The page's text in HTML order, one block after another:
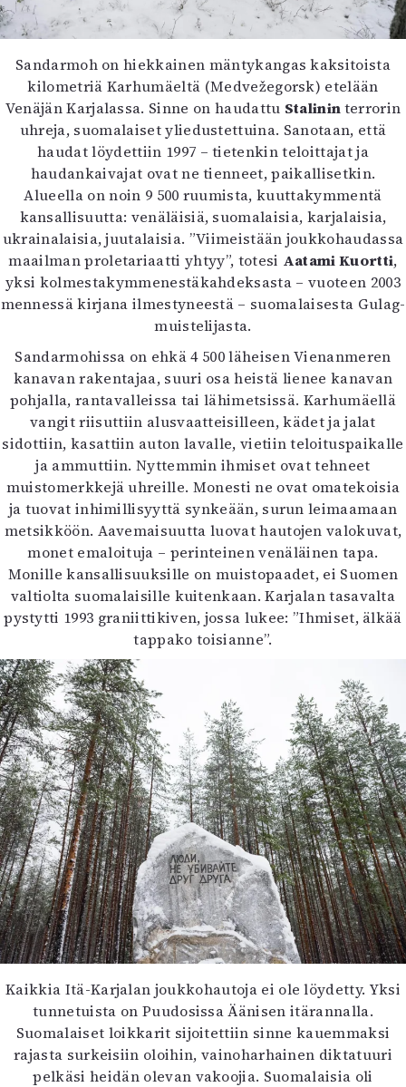
Yhteistyössä
Toimitus
Mediatiedot
Kaltio ry
Sandarmoh on hiekkainen mäntykangas kaksitoista
kilometriä Karhumäeltä (Medvežegorsk) etelään
Venäjän Karjalassa. Sinne on haudattu Stalininterrorin
uhreja, suomalaiset yliedustettuina. Sanotaan, että
haudat löydettiin 1997 – tietenkin teloittajat ja
haudankaivajat ovat ne tienneet, paikallisetkin.
Alueella on noin 9 500 ruumista, kuuttakymmentä
kansallisuutta: venäläisiä, suomalaisia, karjalaisia,
ukrainalaisia, juutalaisia. ”Viimeistään joukkohaudassa
maailman proletariaatti yhtyy”, totesi Aatami Kuortti,
yksi kolmestakymmenestäkahdeksasta – vuoteen 2003
mennessä kirjana ilmestyneestä – suomalaisesta Gulag-
muistelijasta.
Sandarmohissa on ehkä 4 500 läheisen Vienanmeren
kanavan rakentajaa, suuri osa heistä lienee kanavan
pohjalla, rantavalleissa tai lähimetsissä. Karhumäellä
vangit riisuttiin alusvaatteisilleen, kädet ja jalat
sidottiin, kasattiin auton lavalle, vietiin teloituspaikalle
ja ammuttiin. Nyttemmin ihmiset ovat tehneet
muistomerkkejä uhreille. Monesti ne ovat omatekoisia
ja tuovat inhimillisyyttä synkeään, surun leimaamaan
metsikköön. Aavemaisuutta luovat hautojen valokuvat,
monet emaloituja – perinteinen venäläinen tapa.
Monille kansallisuuksille on muistopaadet, ei Suomen
valtiolta suomalaisille kuitenkaan. Karjalan tasavalta
pystytti 1993 graniittikiven, jossa lukee: ”Ihmiset, älkää
tappako toisianne”.
Kaikkia Itä-Karjalan joukkohautoja ei ole löydetty. Yksi
tunnetuista on Puudosissa Äänisen itärannalla.
Suomalaiset loikkarit sijoitettiin sinne kauemmaksi
rajasta surkeisiin oloihin, vainoharhainen diktatuuri
pelkäsi heidän olevan vakoojia. Suomalaisia oli